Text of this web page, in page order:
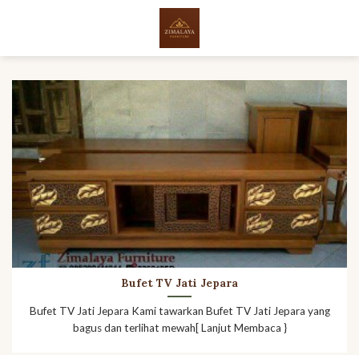
Bufet TV Jati Jepara
Bufet TV Jati Jepara Kami tawarkan Bufet TV Jati Jepara yang
bagus dan terlihat mewah[ Lanjut Membaca }